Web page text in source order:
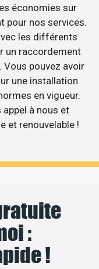
économies sur
pour nos services.
les différents
un raccordement
pouvez avoir
une installation
en vigueur.
à nous et
et renouvelable !
:
!